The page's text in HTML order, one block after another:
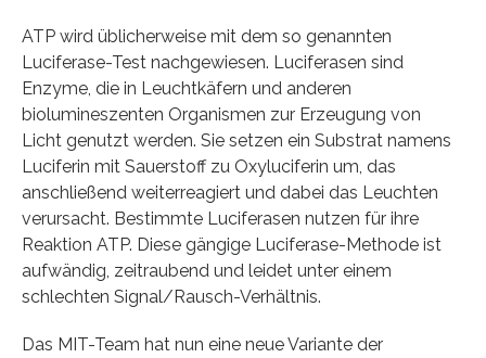
ATP wird üblicherweise mit dem so genannten
Luciferase-Test nachgewiesen. Luciferasen sind
Enzyme, die in Leuchtkäfern und anderen
biolumineszenten Organismen zur Erzeugung von
Licht genutzt werden. Sie setzen ein Substrat namens
Luciferin mit Sauerstoff zu Oxyluciferin um, das
anschließend weiterreagiert und dabei das Leuchten
verursacht. Bestimmte Luciferasen nutzen für ihre
Reaktion ATP. Diese gängige Luciferase-Methode ist
aufwändig, zeitraubend und leidet unter einem
schlechten Signal/Rausch-Verhältnis.
Das MIT-Team hat nun eine neue Variante der